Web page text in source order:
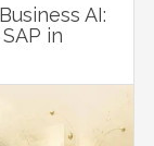
AI:
in